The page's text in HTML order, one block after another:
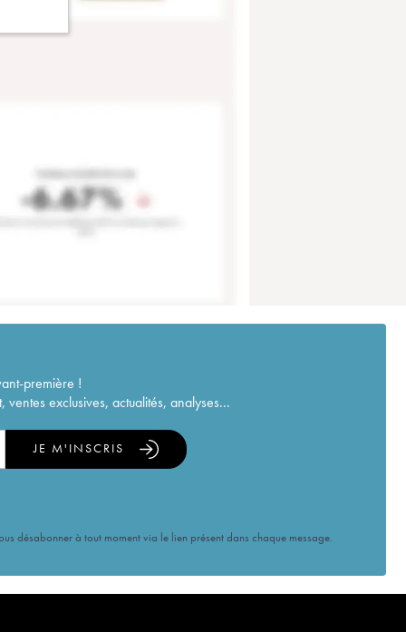
première !
exclusives, actualités, analyses...
JE M'INSCRIS
désabonner à tout moment via le lien présent dans chaque message.